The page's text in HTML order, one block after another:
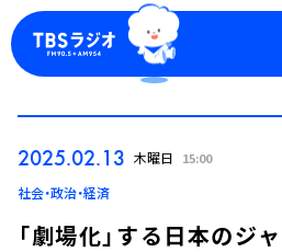
2025.02.13 木曜日 15:00
社会・政治・経済
「劇場化」する日本のジ